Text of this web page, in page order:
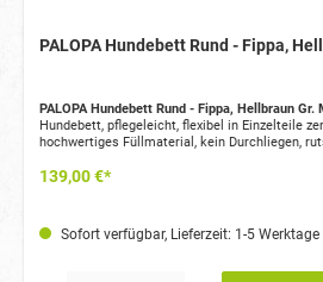
PALOPA Hundebett Rund - Fippa,
PALOPA Hundebett Rund - Fippa, Hellbraun Gr.
Hundebett, pflegeleicht, flexibel in Einzelteile
hochwertiges Füllmaterial, kein Durchliegen,
139,00 €*
Sofort verfügbar, Lieferzeit: 1-5 Werktage